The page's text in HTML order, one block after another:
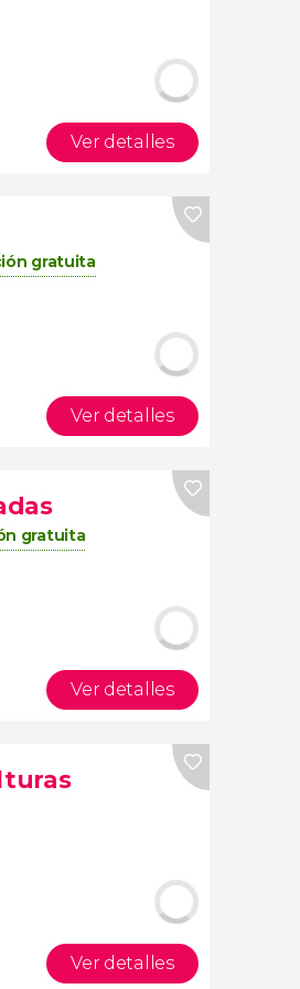
Ver detalles
gratuita
Ver detalles
gratuita
Ver detalles
Ver detalles